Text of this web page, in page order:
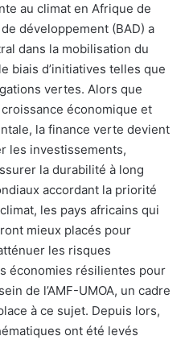
au climat en Afrique de
développement (BAD) a
dans la mobilisation du
biais d’initiatives telles que
vertes. Alors que
économique et
la finance verte devient
les investissements,
la durabilité à long
accordant la priorité
les pays africains qui
mieux placés pour
les risques
économies résilientes pour
de l’AMF-UMOA, un cadre
à ce sujet. Depuis lors,
ont été levés